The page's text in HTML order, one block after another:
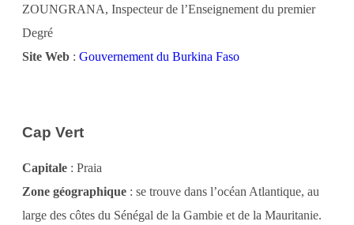
ZOUNGRANA, Inspecteur de l’Enseignement du premier
Degré
Site Web : Gouvernement du Burkina Faso
Cap Vert
Capitale : Praia
Zone géographique : se trouve dans l’océan Atlantique, au
large des côtes du Sénégal de la Gambie et de la Mauritanie.